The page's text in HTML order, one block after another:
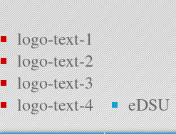
logo-text-1
logo-text-2
logo-text-3
logo-text-4
eDSU